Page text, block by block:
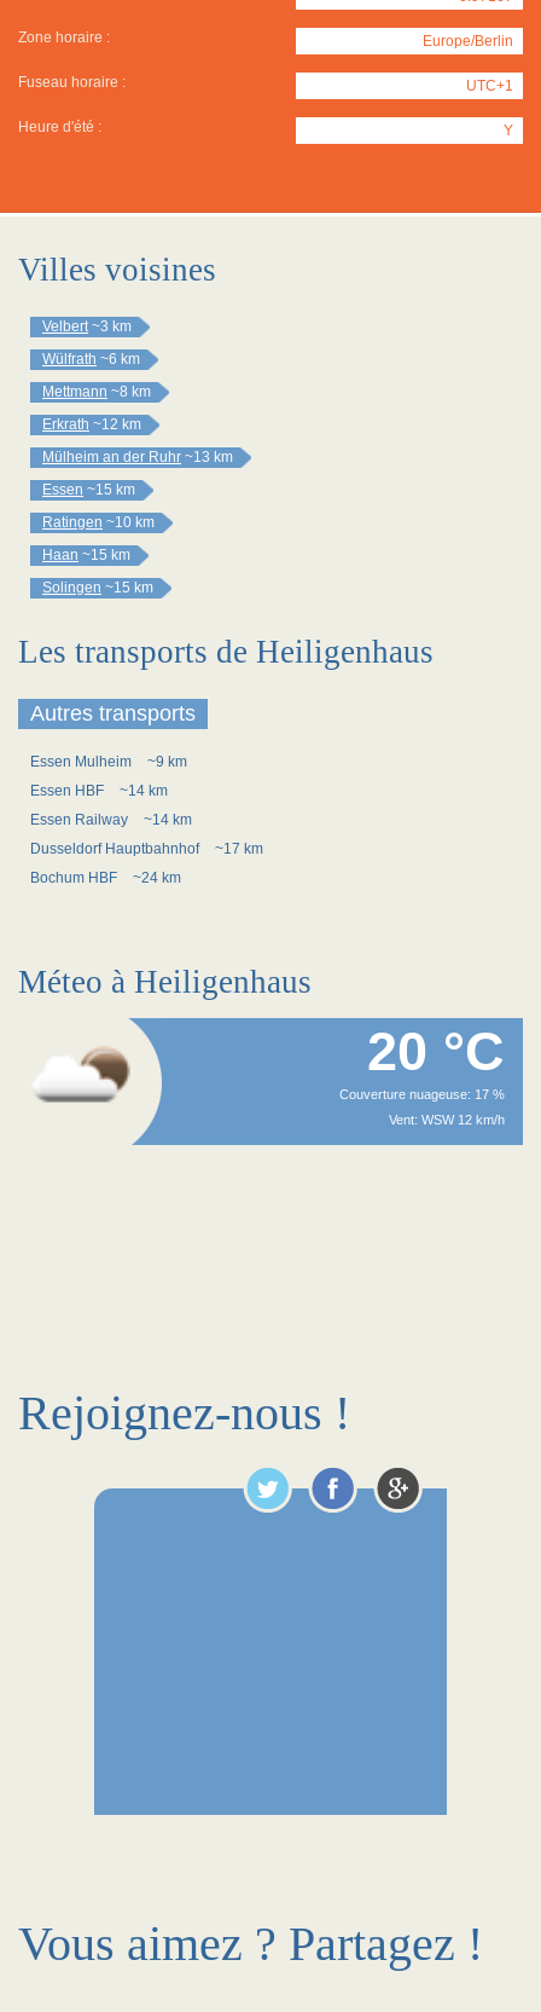
Zone horaire : Europe/Berlin
Fuseau horaire : UTC+1
Heure d'été : Y
Villes voisines
Velbert ~3 km
Wülfrath ~6 km
Mettmann ~8 km
Erkrath ~12 km
Mülheim an der Ruhr ~13 km
Essen ~15 km
Ratingen ~10 km
Haan ~15 km
Solingen ~15 km
Les transports de Heiligenhaus
Autres transports
Essen Mulheim
~9 km
Essen HBF
~14 km
Essen Railway
~14 km
Dusseldorf Hauptbahnhof
~17 km
Bochum HBF
~24 km
Méteo à Heiligenhaus
20 °C
Couverture nuageuse: 17 %
Vent: WSW 12 km/h
Rejoignez-nous !
Vous aimez ? Partagez !